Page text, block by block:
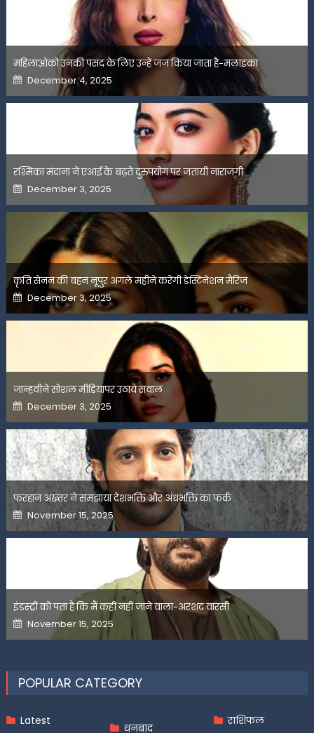
महिलाओंको उनकी पसंद के लिए उन्हें जज किया जाता है-मलाइका
Posted
on
December 4, 2025
रश्मिका मंदाना ने एआई के बढ़ते दुरुपयोग पर जतायी नाराजगी
Posted
on
December 3, 2025
कृति सेनन की बहन नूपुर अगले महीने करेंगी डेस्टिनेशन मैरिज
Posted
on
December 3, 2025
जान्हवीने सोशल मीडियापर उठाये सवाल
Posted
on
December 3, 2025
फरहान अख्तर ने समझाया देशभक्ति और अंधभक्ति का फर्क
Posted
on
November 15, 2025
इंडस्ट्री को पता है कि मैं कहीं नहीं जाने वाला-अरशद वारसी
Posted
on
November 15, 2025
POPULAR CATEGORY
Latest
धनबाद
राशिफल